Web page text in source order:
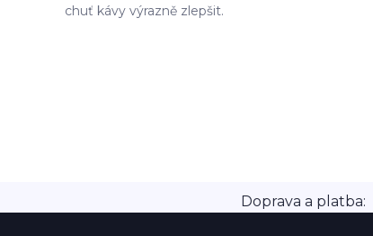
chuť kávy výrazně zlepšit.
Doprava a platba: